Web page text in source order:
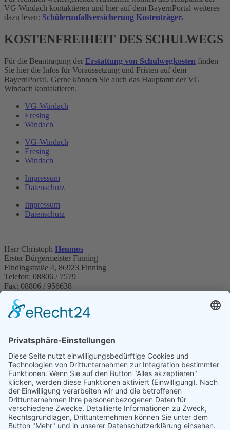
VG Windach kontaktieren und hier auf dem BayernPortal weiteres
dazu lesen: Schülerunfallversicherung Kostenträger.
KOSTENFREIHEIT DES SCHULWEGS
Für die Beantragung der Erstattung von Schulwegkosten finden
Sie hier die Infos für Voraussetzung und Fristen auf dem
BayernPortal. Gerne können Sie auch das Hauptamt der VG
Windach kontaktieren.
VG-Windach
Eresing
Windach
VG-Windach
Eresing
Windach
Impressum
Datenschutz
Impressum
Datenschutz
Herr Christoph Heumos
Erster Bürgermeister Finning
Findingstraße 4, 86923 Finning
Telefon: 08806 / 7579
Fax: 08806 / 956638
E-Mail:finning@vg-windach.de
Sprechzeiten Bürgermeister:
Montag (nur nach telefonischer Vereinbarung) 08:00 Uhr -
10:00 Uhr
Dienstag16:00 Uhr - 18:00 Uhr
Donnerstag (nur nach telefonischer Vereinbarung)08:00 Uhr
- 10:00 Uhr
Donnerstag16:00 Uhr - 18:00 Uhr
Für Termine am Montag und Donnerstag zwischen 8 und 10